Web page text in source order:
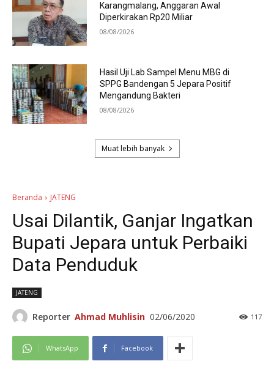
Karangmalang, Anggaran Awal
Diperkirakan Rp20 Miliar
08/08/2026
Hasil Uji Lab Sampel Menu MBG di
SPPG Bandengan 5 Jepara Positif
Mengandung Bakteri
08/08/2026
Muat lebih banyak